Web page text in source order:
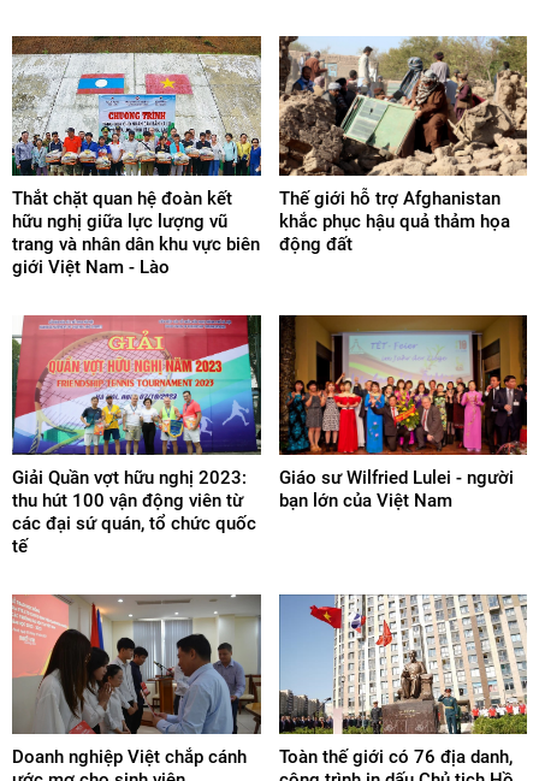
Thắt chặt quan hệ đoàn kết
hữu nghị giữa lực lượng vũ
trang và nhân dân khu vực biên
giới Việt Nam - Lào
Thế giới hỗ trợ Afghanistan
khắc phục hậu quả thảm họa
động đất
Giải Quần vợt hữu nghị 2023:
thu hút 100 vận động viên từ
các đại sứ quán, tổ chức quốc
tế
Giáo sư Wilfried Lulei - người
bạn lớn của Việt Nam
Doanh nghiệp Việt chắp cánh
Toàn thế giới có 76 địa danh,